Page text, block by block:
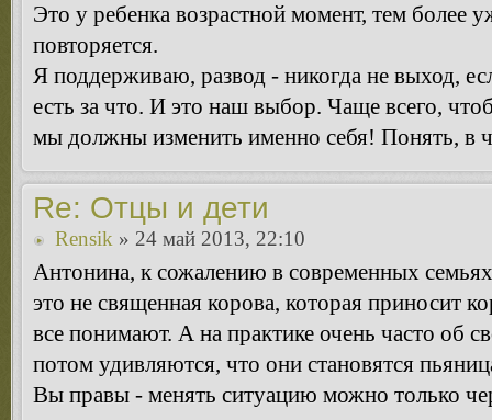
Это у ребенка возрастной момент, тем более
повторяется.
Я поддерживаю, развод - никогда не выход,
есть за что. И это наш выбор. Чаще всего,
мы должны изменить именно себя! Понять, в
Re: Отцы и дети
Rensik » 24 май 2013, 22:10
Антонина, к сожалению в современных
это не священная корова, которая приносит
все понимают. А на практике очень часто об
потом удивляются, что они становятся
Вы правы - менять ситуацию можно только